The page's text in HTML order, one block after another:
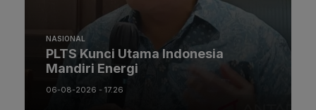
NASIONAL
PLTS Kunci Utama Indonesia
Mandiri Energi
06-08-2026 - 17.26